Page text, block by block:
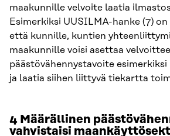
maakunnille velvoite laatia
Esimerkiksi UUSILMA-hanke (7)
että kunnille, kuntien
maakunnille voisi asettaa
päästövähennystavoite
ja laatia siihen liittyvä tiekartta
4 Määrällinen
vahvistaisi